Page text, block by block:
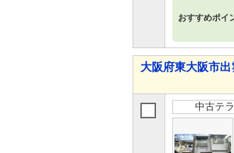
おすすめポイ
大阪府東大阪市
中古テ